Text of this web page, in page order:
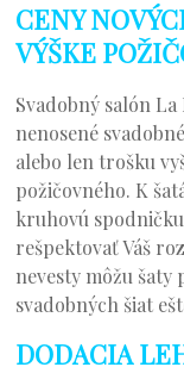
CENY
VÝŠKE
Svadobný salón
nenosené
alebo len trošku
požičovného. K
kruhovú
rešpektovať Váš
nevesty môžu šaty
svadobných šiat
DODACIA